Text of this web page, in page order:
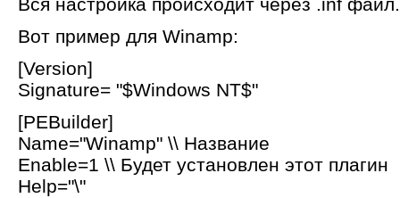
Вот пример для Winamp:
[Version]
Signature= "$Windows NT$"
[PEBuilder]
Name="Winamp" \\ Название
Enable=1 \\ Будет установлен этот плагин
Help="\"